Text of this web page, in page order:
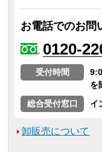
お電話でのお問
0120-
受付時間
を
総合受付窓口
イ
卸販売について